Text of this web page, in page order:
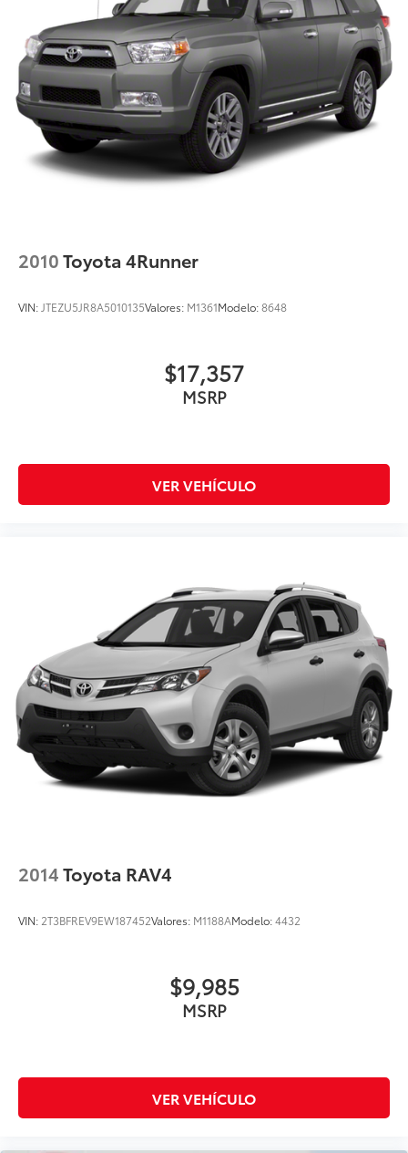
Passenger vanity mirror
Power door mirrors
Power driver seat
Power steering
Power windows
Radio data system
Radio: AM/FM/XM Audio System
Rear window wiper
Split folding rear seat
Telescoping steering wheel
Tilt steering wheel
Variably intermittent wipers
Wheels: 17in 5-Spoke Silver Alloy
2010Toyota 4Runner
VIN: JTEZU5JR8A5010135Valores: M1361Modelo:8648
$17,357
MSRP
VER VEHÍCULO
2014Toyota RAV4
VIN: 2T3BFREV9EW187452Valores: M1188AModelo:4432
$9,985
MSRP
VER VEHÍCULO